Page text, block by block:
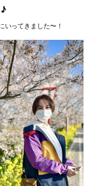
いってきました〜！